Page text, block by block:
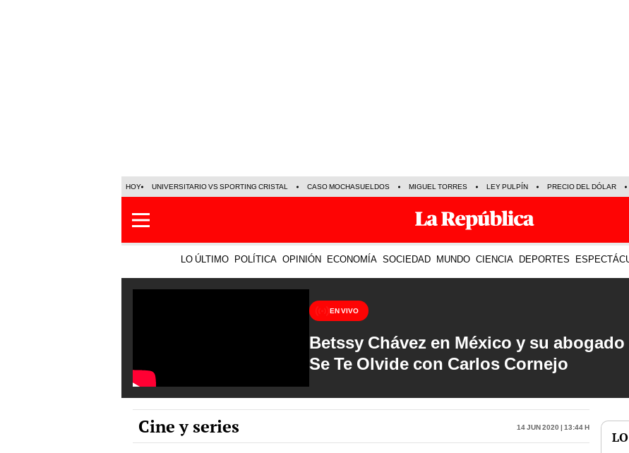
HOY UNIVERSITARIO VS SPORTING CRISTAL CASO MOCHASUELDOS MIGUEL TORRES LEY PULPÍN PRECIO DEL DÓLAR
LO ÚLTIMO POLÍTICA OPINIÓN ECONOMÍA SOCIEDAD MUNDO CIENCIA DEPORTES
EN VIVO
Betssy Chávez en México y su
Se Te Olvide con Carlos Cornejo
Cine y series 14 Jun 2020 | 13:44 h